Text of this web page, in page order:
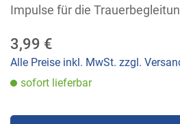
Impulse für die
3,99 €
Alle Preise inkl. MwSt. zzgl.
sofort lieferbar